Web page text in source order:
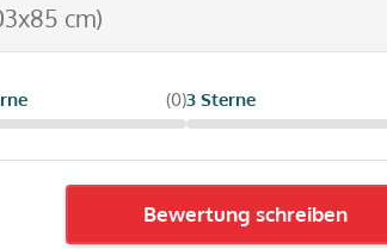
cm)
(0)3 Sterne
Bewertung schreiben